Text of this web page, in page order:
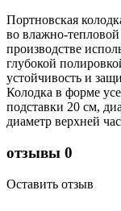
Портновская
во влажно-
производстве
глубокой
устойчивость и
Колодка в форме
подставки 20 см,
диаметр верхней
отзывы 0
Оставить отзыв